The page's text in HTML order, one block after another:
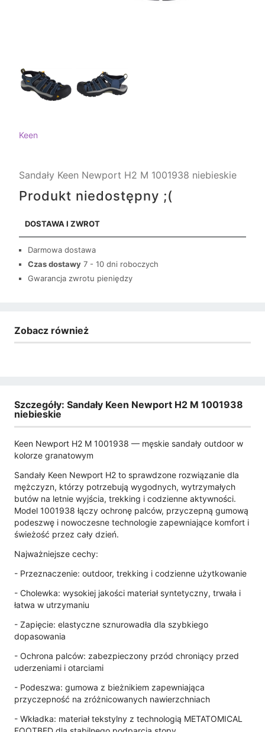
Keen
Sandały Keen Newport H2 M 1001938 niebieskie
Produkt niedostępny ;(
DOSTAWA I ZWROT
Darmowa dostawa
Czas dostawy 7 - 10 dni roboczych
Gwarancja zwrotu pieniędzy
Zobacz również
Szczegóły: Sandały Keen Newport H2 M 1001938
niebieskie
Keen Newport H2 M 1001938 — męskie sandały outdoor w
kolorze granatowym
Sandały Keen Newport H2 to sprawdzone rozwiązanie dla
mężczyzn, którzy potrzebują wygodnych, wytrzymałych
butów na letnie wyjścia, trekking i codzienne aktywności.
Model 1001938 łączy ochronę palców, przyczepną gumową
podeszwę i nowoczesne technologie zapewniające komfort i
świeżość przez cały dzień.
Najważniejsze cechy:
- Przeznaczenie: outdoor, trekking i codzienne użytkowanie
- Cholewka: wysokiej jakości materiał syntetyczny, trwała i
łatwa w utrzymaniu
- Zapięcie: elastyczne sznurowadła dla szybkiego
dopasowania
- Ochrona palców: zabezpieczony przód chroniący przed
uderzeniami i otarciami
- Podeszwa: gumowa z bieżnikiem zapewniająca
przyczepność na zróżnicowanych nawierzchniach
- Wkładka: materiał tekstylny z technologią METATOMICAL